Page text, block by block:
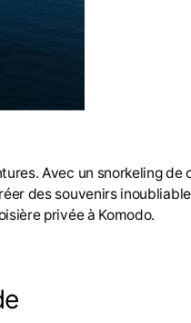
Avec un snorkeling de
des souvenirs
privée à Komodo.